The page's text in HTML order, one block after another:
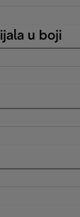
u boji